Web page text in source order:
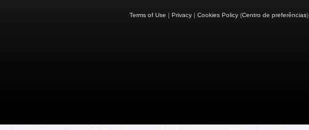
Terms of Use | Privacy | Cookies Policy (Centro de preferências)